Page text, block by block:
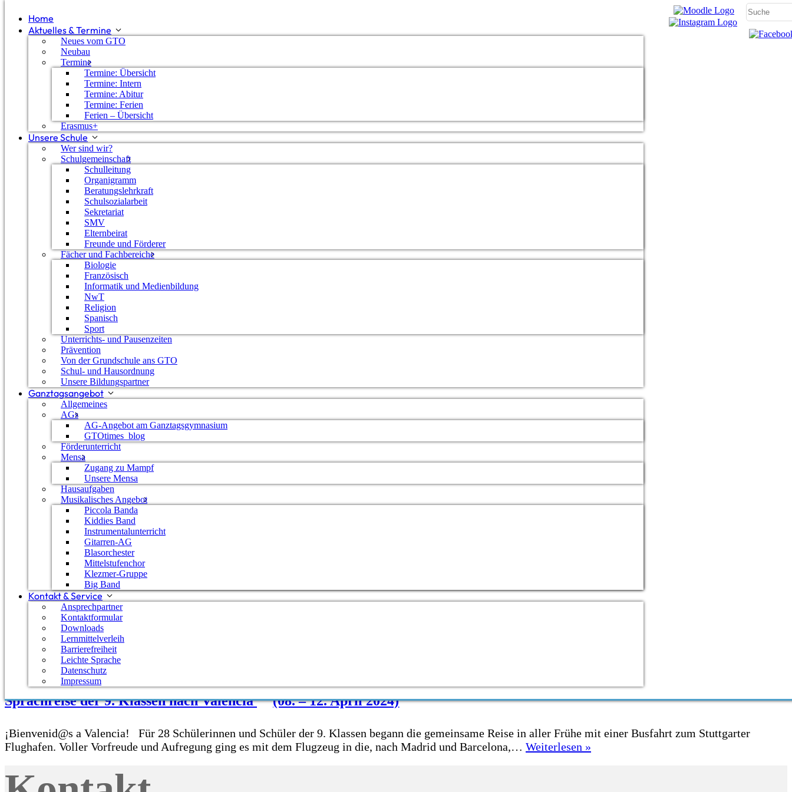
Home
Aktuelles & Termine
Neues vom GTO
Neubau
Termine
Termine: Übersicht
Termine: Intern
Termine: Abitur
Termine: Ferien
Ferien – Übersicht
Erasmus+
Unsere Schule
Wer sind wir?
Schulgemeinschaft
Schulleitung
Organigramm
Beratungslehrkraft
Schulsozialarbeit
Sekretariat
SMV
Elternbeirat
Freunde und Förderer
Fächer und Fachbereiche
Biologie
Französisch
Informatik und Medienbildung
NwT
Religion
Spanisch
Sport
Unterrichts- und Pausenzeiten
Prävention
Von der Grundschule ans GTO
Schul- und Hausordnung
Unsere Bildungspartner
Ganztagsangebot
Allgemeines
AGs
AG-Angebot am Ganztagsgymnasium
GTOtimes_blog
Förderunterricht
Mensa
Zugang zu Mampf
Unsere Mensa
Hausaufgaben
Musikalisches Angebot
Piccola Banda
Kiddies Band
Instrumentalunterricht
Gitarren-AG
Blasorchester
Mittelstufenchor
Klezmer-Gruppe
Big Band
Kontakt & Service
Ansprechpartner
Kontaktformular
Downloads
Lernmittelverleih
Barrierefreiheit
Leichte Sprache
Datenschutz
Impressum
Janina Bischof
Sprachreise der 9. Klassen nach Valencia (08. – 12. April 2024)
¡Bienvenid@s a Valencia! Für 28 Schülerinnen und Schüler der 9. Klassen begann die gemeinsame Reise in aller Frühe mit einer Busfahrt zum Stuttgarter
Flughafen. Voller Vorfreude und Aufregung ging es mit dem Flugzeug in die, nach Madrid und Barcelona,… Weiterlesen »